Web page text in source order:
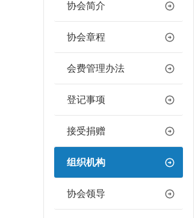
协会简介
协会章程
会费管理办法
登记事项
接受捐赠
组织机构
协会领导